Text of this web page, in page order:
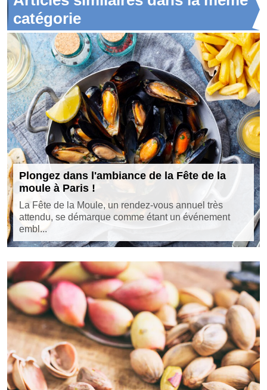
catégorie
Plongez dans l'ambiance de la Fête de la
moule à Paris !
La Fête de la Moule, un rendez-vous annuel très
attendu, se démarque comme étant un événement
embl...